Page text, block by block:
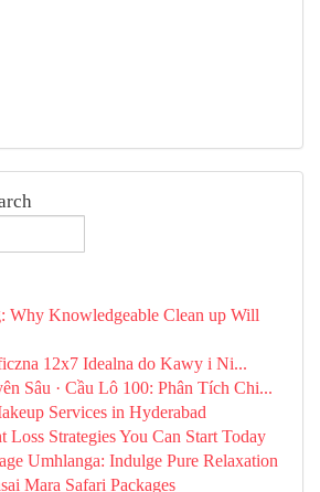
Why Knowledgeable Clean up Will
12x7 Idealna do Kawy i Ni...
Sâu · Cầu Lô 100: Phân Tích Chi...
Services in Hyderabad
Loss Strategies You Can Start Today
Umhlanga: Indulge Pure Relaxation
Mara Safari Packages